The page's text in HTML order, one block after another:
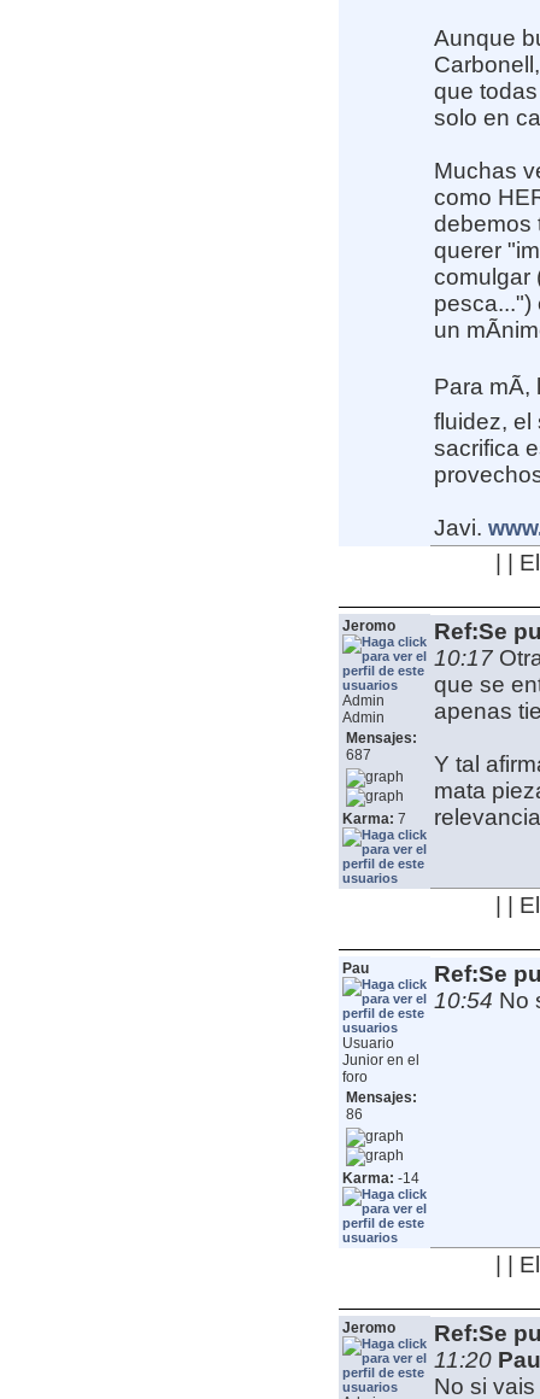
Aunque
que
solo en
Muchas
como
debemos
querer
comulgar
pesca...")
un
Para mÃ­,
fluidez, el
sacrifica
Javi.
| |
Jeromo
Admin
Admin
Mensajes:
687
Karma: 7
Ref:Se
10:17
que se
apenas
Y tal
mata
| |
Pau
Usuario
Junior en el
foro
Mensajes:
86
Karma: -14
Ref:Se
10:54 No
| |
Jeromo
Ref:Se
11:20
No si